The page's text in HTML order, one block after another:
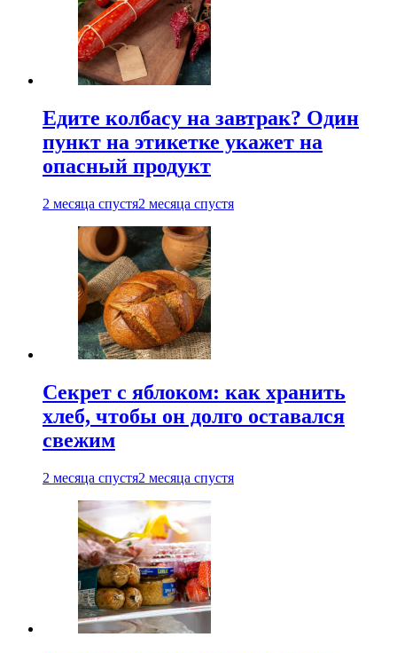
Едите колбасу на завтрак? Один
пункт на этикетке укажет на
опасный продукт
2 месяца спустя2 месяца спустя
Секрет с яблоком: как хранить
хлеб, чтобы он долго оставался
свежим
2 месяца спустя2 месяца спустя